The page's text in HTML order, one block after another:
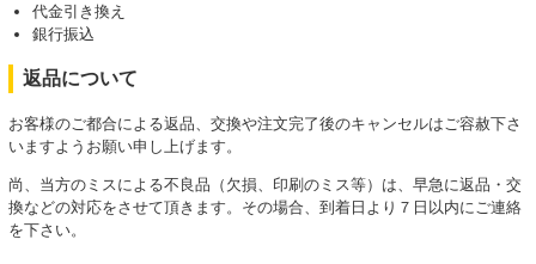
代金引き換え
銀行振込
返品について
お客様のご都合による返品、交換や注文完了後のキャンセルはご容赦下さ
いますようお願い申し上げます。
尚、当方のミスによる不良品（欠損、印刷のミス等）は、早急に返品・交
換などの対応をさせて頂きます。その場合、到着日より７日以内にご連絡
を下さい。